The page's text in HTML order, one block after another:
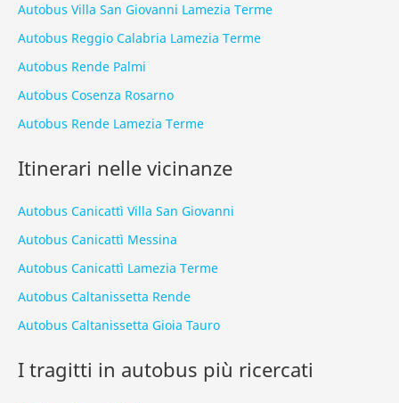
Autobus Villa San Giovanni Lamezia Terme
Autobus Reggio Calabria Lamezia Terme
Autobus Rende Palmi
Autobus Cosenza Rosarno
Autobus Rende Lamezia Terme
Itinerari nelle vicinanze
Autobus Canicattì Villa San Giovanni
Autobus Canicattì Messina
Autobus Canicattì Lamezia Terme
Autobus Caltanissetta Rende
Autobus Caltanissetta Gioia Tauro
I tragitti in autobus più ricercati